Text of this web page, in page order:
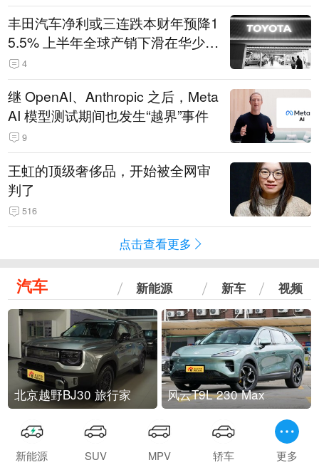
丰田汽车净利或三连跌本财年预降1
5.5% 上半年全球产销下滑在华少卖
14.3万辆
4
继 OpenAI、Anthropic 之后，Meta
AI 模型测试期间也发生“越界”事件
9
王虹的顶级奢侈品，开始被全网审
判了
516
点击查看更多
汽车 新能源 新车 视频
北京越野BJ30 旅行家 风云T9L 230 Max
新能源 SUV MPV 轿车 更多